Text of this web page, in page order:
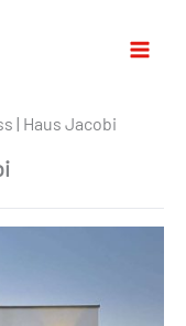
| Haus Jacobi